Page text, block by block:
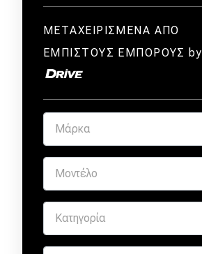
ΜΕΤΑΧΕΙΡΙΣΜΕΝΑ ΑΠΟ
ΕΜΠΙΣΤΟΥΣ ΕΜΠΟΡΟΥΣ by